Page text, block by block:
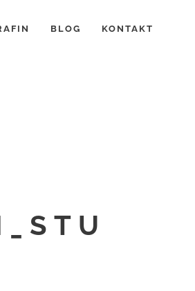
BLOG KONTAKT